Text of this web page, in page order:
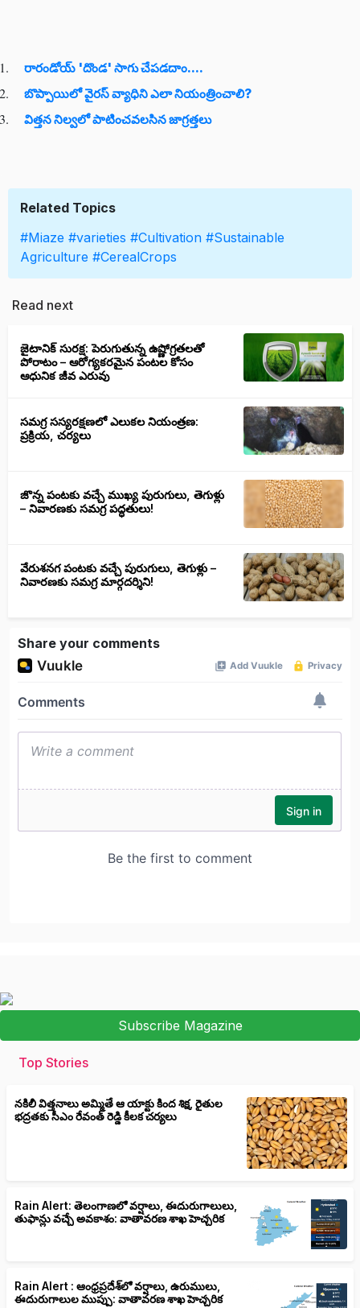
రారండోయ్ 'దొండ' సాగు చేపడదాం....
బొప్పాయిలో వైరస్ వ్యాధిని ఎలా నియంత్రించాలి?
విత్తన నిల్వలో పాటించవలసిన జాగ్రత్తలు
Related Topics
#Miaze #varieties #Cultivation #Sustainable
Agriculture #CerealCrops
Read next
జైటానిక్ సురక్ష: పెరుగుతున్న ఉష్ణోగ్రతలతో
పోరాటం – ఆరోగ్యకరమైన పంటల కోసం
ఆధునిక జీవ ఎరువు
సమగ్ర సస్యరక్షణలో ఎలుకల నియంత్రణ:
ప్రక్రియ, చర్యలు
జొన్న పంటకు వచ్చే ముఖ్య పురుగులు, తెగుళ్లు
– నివారణకు సమగ్ర పద్ధతులు!
వేరుశనగ పంటకు వచ్చే పురుగులు, తెగుళ్లు –
నివారణకు సమగ్ర మార్గదర్శిని!
Share your comments
Subscribe Magazine
Top Stories
నకిలీ విత్తనాలు అమ్మితే ఆ యాక్టు కింద శిక్ష, రైతుల
భద్రతకు సీఎం రేవంత్ రెడ్డి కీలక చర్యలు
Rain Alert: తెలంగాణలో వర్షాలు, ఈదురుగాలులు,
తుఫాన్లు వచ్చే అవకాశం: వాతావరణ శాఖ హెచ్చరిక
Rain Alert : ఆంధ్రప్రదేశ్‌లో వర్షాలు, ఉరుములు,
ఈదురుగాలుల ముప్పు: వాతావరణ శాఖ హెచ్చరిక